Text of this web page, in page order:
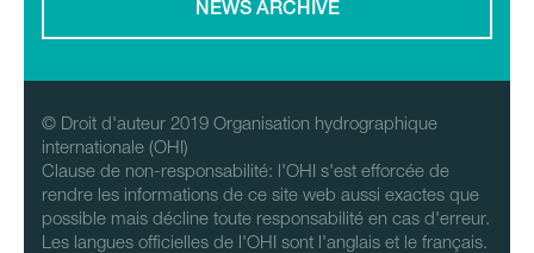
NEWS ARCHIVE
© Droit d'auteur 2019 Organisation hydrographique
internationale (OHI)
Clause de non-responsabilité: l'OHI s'est efforcée de
rendre les informations de ce site web aussi exactes que
possible mais décline toute responsabilité en cas d'erreur.
Les langues officielles de l'OHI sont l'anglais et le français.